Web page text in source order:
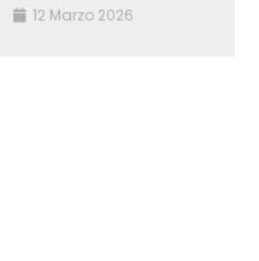
12 Marzo 2026